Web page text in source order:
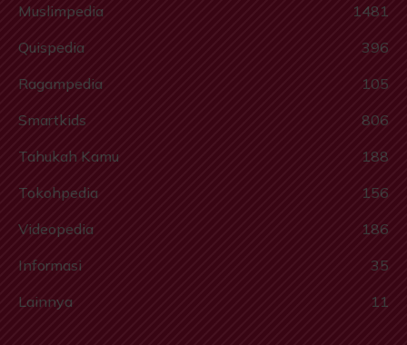
Muslimpedia
1481
Quispedia
396
Ragampedia
105
Smartkids
806
Tahukah Kamu
188
Tokohpedia
156
Videopedia
186
Informasi
35
Lainnya
11